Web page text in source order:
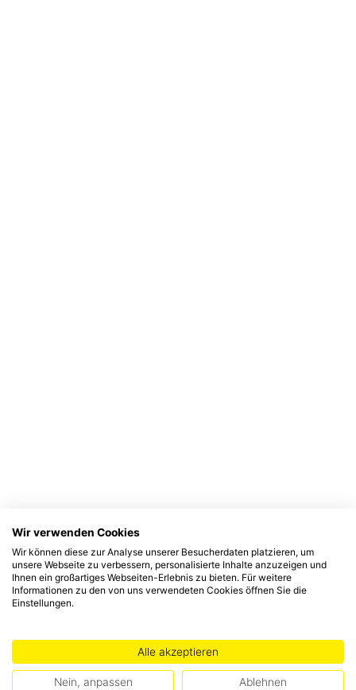
Wir verwenden Cookies
Wir können diese zur Analyse unserer Besucherdaten platzieren, um
unsere Webseite zu verbessern, personalisierte Inhalte anzuzeigen und
Ihnen ein großartiges Webseiten-Erlebnis zu bieten. Für weitere
Informationen zu den von uns verwendeten Cookies öffnen Sie die
Einstellungen.
Alle akzeptieren
Nein, anpassen Ablehnen